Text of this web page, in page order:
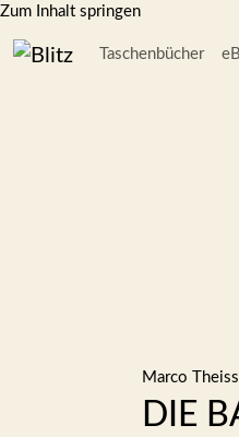
Zum Inhalt springen
Taschenbücher
Marco Theiss
DIE